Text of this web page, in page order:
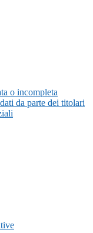
o incompleta
da parte dei titolari